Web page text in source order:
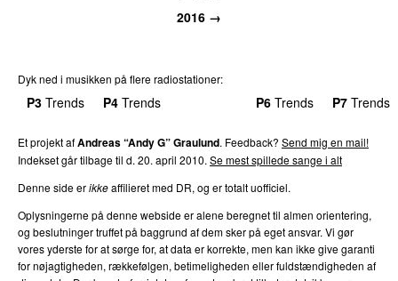
2016 →
Dyk ned i musikken på flere radiostationer:
P3 Trends P4 Trends P6 Trends P7 Trends
Et projekt afAndreas “Andy G” Graulund. Feedback? Send mig en mail!
Indekset går tilbage til d. 20. april 2010. Se mest spillede sange i alt
Denne side erikkeaffilieret med DR, og er totalt uofficiel.
Oplysningerne på denne webside er alene beregnet til almen orientering,
og beslutninger truffet på baggrund af dem sker på eget ansvar. Vi gør
vores yderste for at sørge for, at data er korrekte, men kan ikke give garanti
for nøjagtigheden, rækkefølgen, betimeligheden eller fuldstændigheden af